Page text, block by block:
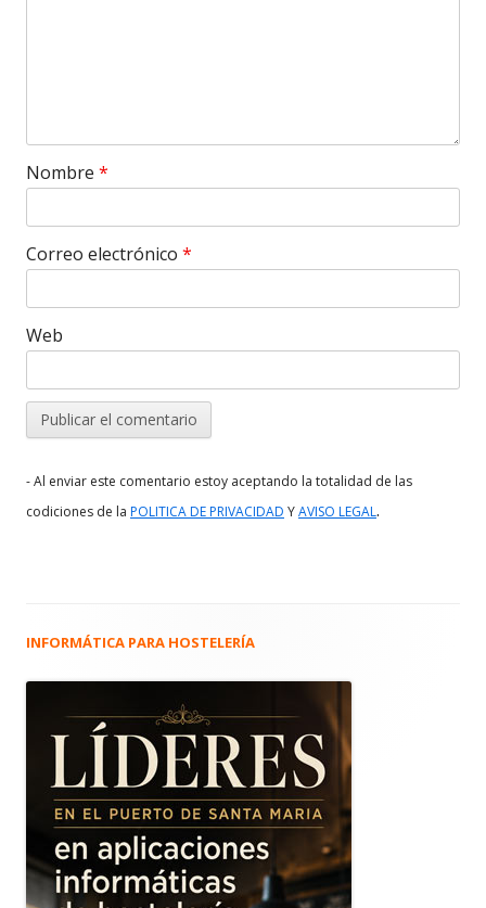
Nombre *
Correo electrónico *
Web
- Al enviar este comentario estoy aceptando la totalidad de las
codiciones de la POLITICA DE PRIVACIDAD YAVISO LEGAL.
Barra
principal
INFORMÁTICA PARA HOSTELERÍA